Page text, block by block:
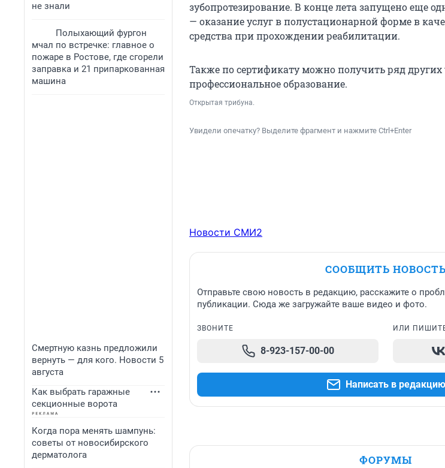
не знали
Полыхающий фургон
мчал по встречке: главное о
пожаре в Ростове, где сгорели
заправка и 21 припаркованная
машина
Смертную казнь предложили
вернуть — для кого. Новости 5
августа
Как выбрать гаражные
секционные ворота
Когда пора менять шампунь:
советы от новосибирского
дерматолога
зубопротезирование. В конце лета запущено еще
— оказание услуг в полустационарной форме в
средства при прохождении реабилитации.
Также по сертификату можно получить ряд других
профессиональное образование.
Открытая трибуна.
Увидели опечатку? Выделите фрагмент и нажмите Ctrl+Enter
Новости СМИ2
СООБЩИТЬ НОВОСТЬ
Отправьте свою новость в редакцию, расскажите о
публикации. Сюда же загружайте ваше видео и фото.
ЗВОНИТЕ
8-923-157-00-00
ИЛИ
Написать в редакцию
ФОРУМЫ